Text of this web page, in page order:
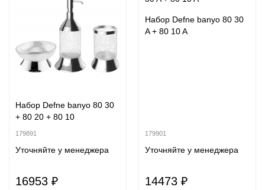
Набор Defne banyo 80 30
+ 80 20 + 80 10
179891
Уточняйте у менеджера
16953 ₽
Набор Defne banyo 80 30
A + 80 10 A
179901
Уточняйте у менеджера
14473 ₽